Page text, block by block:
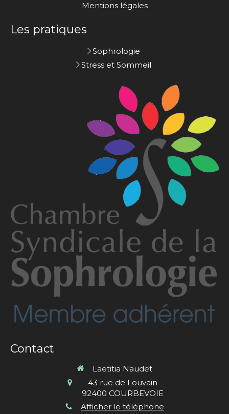
Mentions légales
Les pratiques
Sophrologie
Stress et Sommeil
Contact
Laetitia Naudet
43 rue de Louvain
92400 COURBEVOIE
Afficher le téléphone